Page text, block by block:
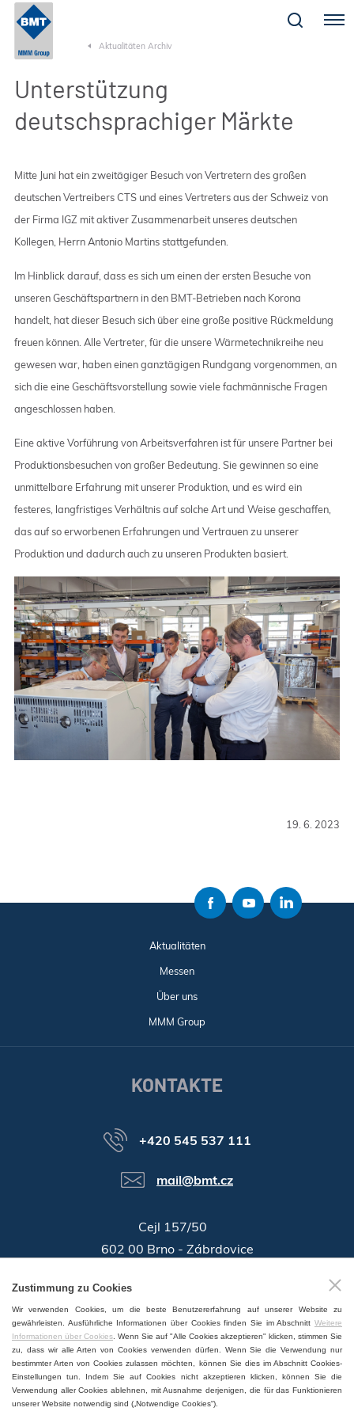
Menu
Aktualitäten Archiv
Unterstützung
deutschsprachiger Märkte
Mitte Juni hat ein zweitägiger Besuch von Vertretern des großen
deutschen Vertreibers CTS und eines Vertreters aus der Schweiz von
der Firma IGZ mit aktiver Zusammenarbeit unseres deutschen
Kollegen, Herrn Antonio Martins stattgefunden.
Im Hinblick darauf, dass es sich um einen der ersten Besuche von
unseren Geschäftspartnern in den BMT-Betrieben nach Korona
handelt, hat dieser Besuch sich über eine große positive Rückmeldung
freuen können. Alle Vertreter, für die unsere Wärmetechnikreihe neu
gewesen war, haben einen ganztägigen Rundgang vorgenommen, an
sich die eine Geschäftsvorstellung sowie viele fachmännische Fragen
angeschlossen haben.
Eine aktive Vorführung von Arbeitsverfahren ist für unsere Partner bei
Produktionsbesuchen von großer Bedeutung. Sie gewinnen so eine
unmittelbare Erfahrung mit unserer Produktion, und es wird ein
festeres, langfristiges Verhältnis auf solche Art und Weise geschaffen,
das auf so erworbenen Erfahrungen und Vertrauen zu unserer
Produktion und dadurch auch zu unseren Produkten basiert.
19. 6. 2023
Aktualitäten
Messen
Über uns
MMM Group
KONTAKTE
+420 545 537 111
mail@bmt.cz
Cejl 157/50
602 00 Brno - Zábrdovice
Identifikationsnummer:
GPS: 49°11'55.196"N, 16°37'19.559"E
Zustimmung zu Cookies
Wir verwenden Cookies, um die beste Benutzererfahrung auf unserer Website zu
gewährleisten. Ausführliche Informationen über Cookies finden Sie im Abschnitt Weitere
Informationen über Cookies . Wenn Sie auf "Alle Cookies akzeptieren" klicken, stimmen Sie
zu, dass wir alle Arten von Cookies verwenden dürfen. Wenn Sie die Verwendung nur
bestimmter Arten von Cookies zulassen möchten, können Sie dies im Abschnitt Cookies-
Einstellungen tun. Indem Sie auf Cookies nicht akzeptieren klicken, können Sie die
Verwendung aller Cookies ablehnen, mit Ausnahme derjenigen, die für das Funktionieren
unserer Website notwendig sind („Notwendige Cookies“).